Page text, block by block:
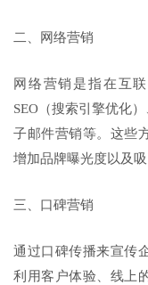
二、网络营销
网络营销是指在互
SEO（搜索引擎优化
子邮件营销等。这些
增加品牌曝光度以及吸
三、口碑营销
通过口碑传播来宣传
利用客户体验、线上